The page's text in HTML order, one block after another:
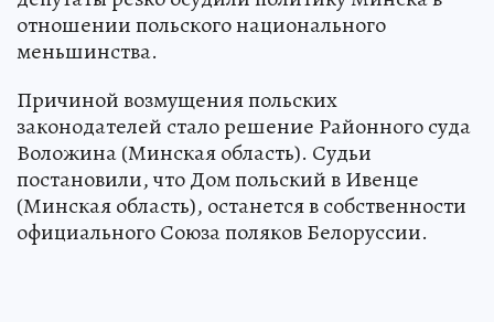
отношении польского национального
меньшинства.
Причиной возмущения польских
законодателей стало решение Районного суда
Воложина (Минская область). Судьи
постановили, что Дом польский в Ивенце
(Минская область), останется в собственности
официального Союза поляков Белоруссии.